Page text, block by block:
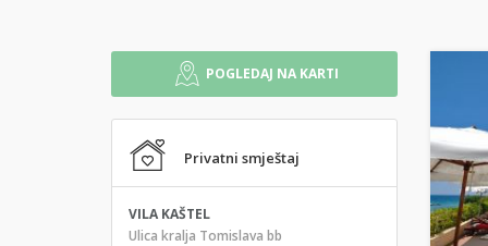
POGLEDAJ NA KARTI
Privatni smještaj
VILA KAŠTEL
Ulica kralja Tomislava bb